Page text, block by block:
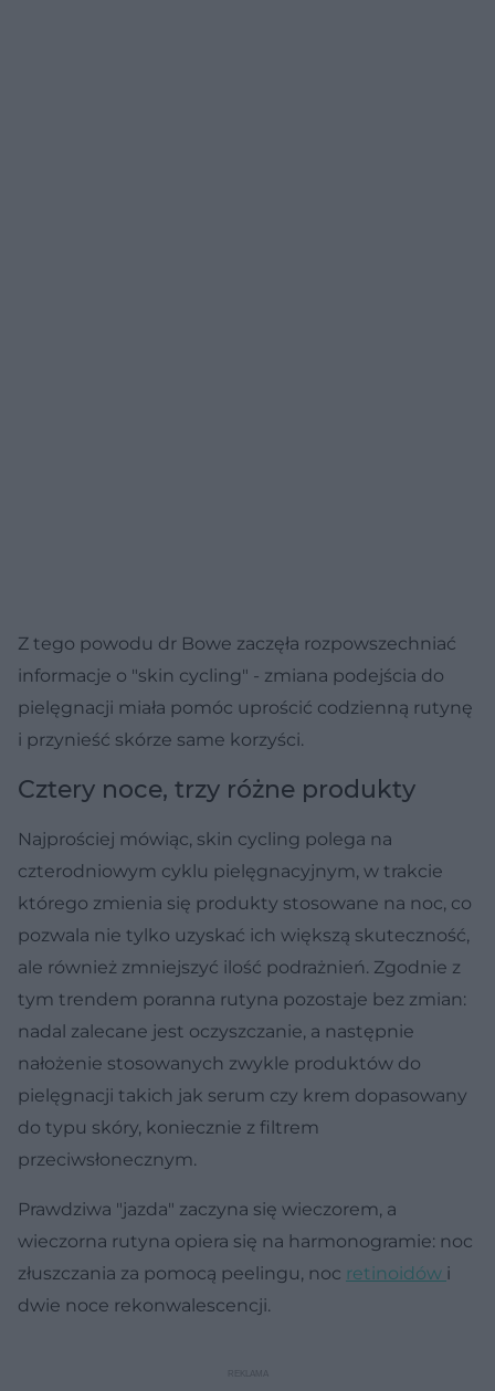
Z tego powodu dr Bowe zaczęła rozpowszechniać
informacje o "skin cycling" - zmiana podejścia do
pielęgnacji miała pomóc uprościć codzienną rutynę
i przynieść skórze same korzyści.
Cztery noce, trzy różne produkty
Najprościej mówiąc, skin cycling polega na
czterodniowym cyklu pielęgnacyjnym, w trakcie
którego zmienia się produkty stosowane na noc, co
pozwala nie tylko uzyskać ich większą skuteczność,
ale również zmniejszyć ilość podrażnień. Zgodnie z
tym trendem poranna rutyna pozostaje bez zmian:
nadal zalecane jest oczyszczanie, a następnie
nałożenie stosowanych zwykle produktów do
pielęgnacji takich jak serum czy krem dopasowany
do typu skóry, koniecznie z filtrem
przeciwsłonecznym.
Prawdziwa "jazda" zaczyna się wieczorem, a
wieczorna rutyna opiera się na harmonogramie: noc
złuszczania za pomocą peelingu, noc retinoidów i
dwie noce rekonwalescencji.